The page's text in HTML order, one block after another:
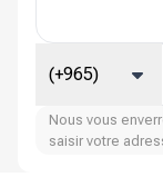
(+965)
Nous vous
saisir votre